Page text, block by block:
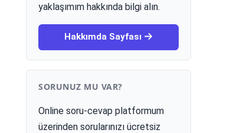
yaklaşımım hakkında bilgi alın.
Hakkımda Sayfası
SORUNUZ MU VAR?
Online soru-cevap platformum
üzerinden sorularınızı ücretsiz